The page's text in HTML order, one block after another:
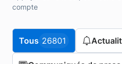
compte
Tous 26801
Tous 26801